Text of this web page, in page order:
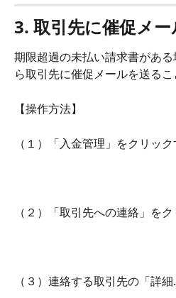
3. 取引先に催促メ
期限超過の未払い請求書があ
ら取引先に催促メールを送るこ
【操作方法】
（１）「入金管理」をクリック
（２）「取引先への連絡」を
（３）連絡する取引先の「詳